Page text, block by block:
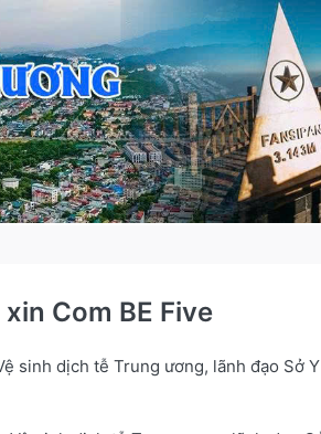
Com BE Five
sinh dịch tễ Trung ương, lãnh đạo Sở